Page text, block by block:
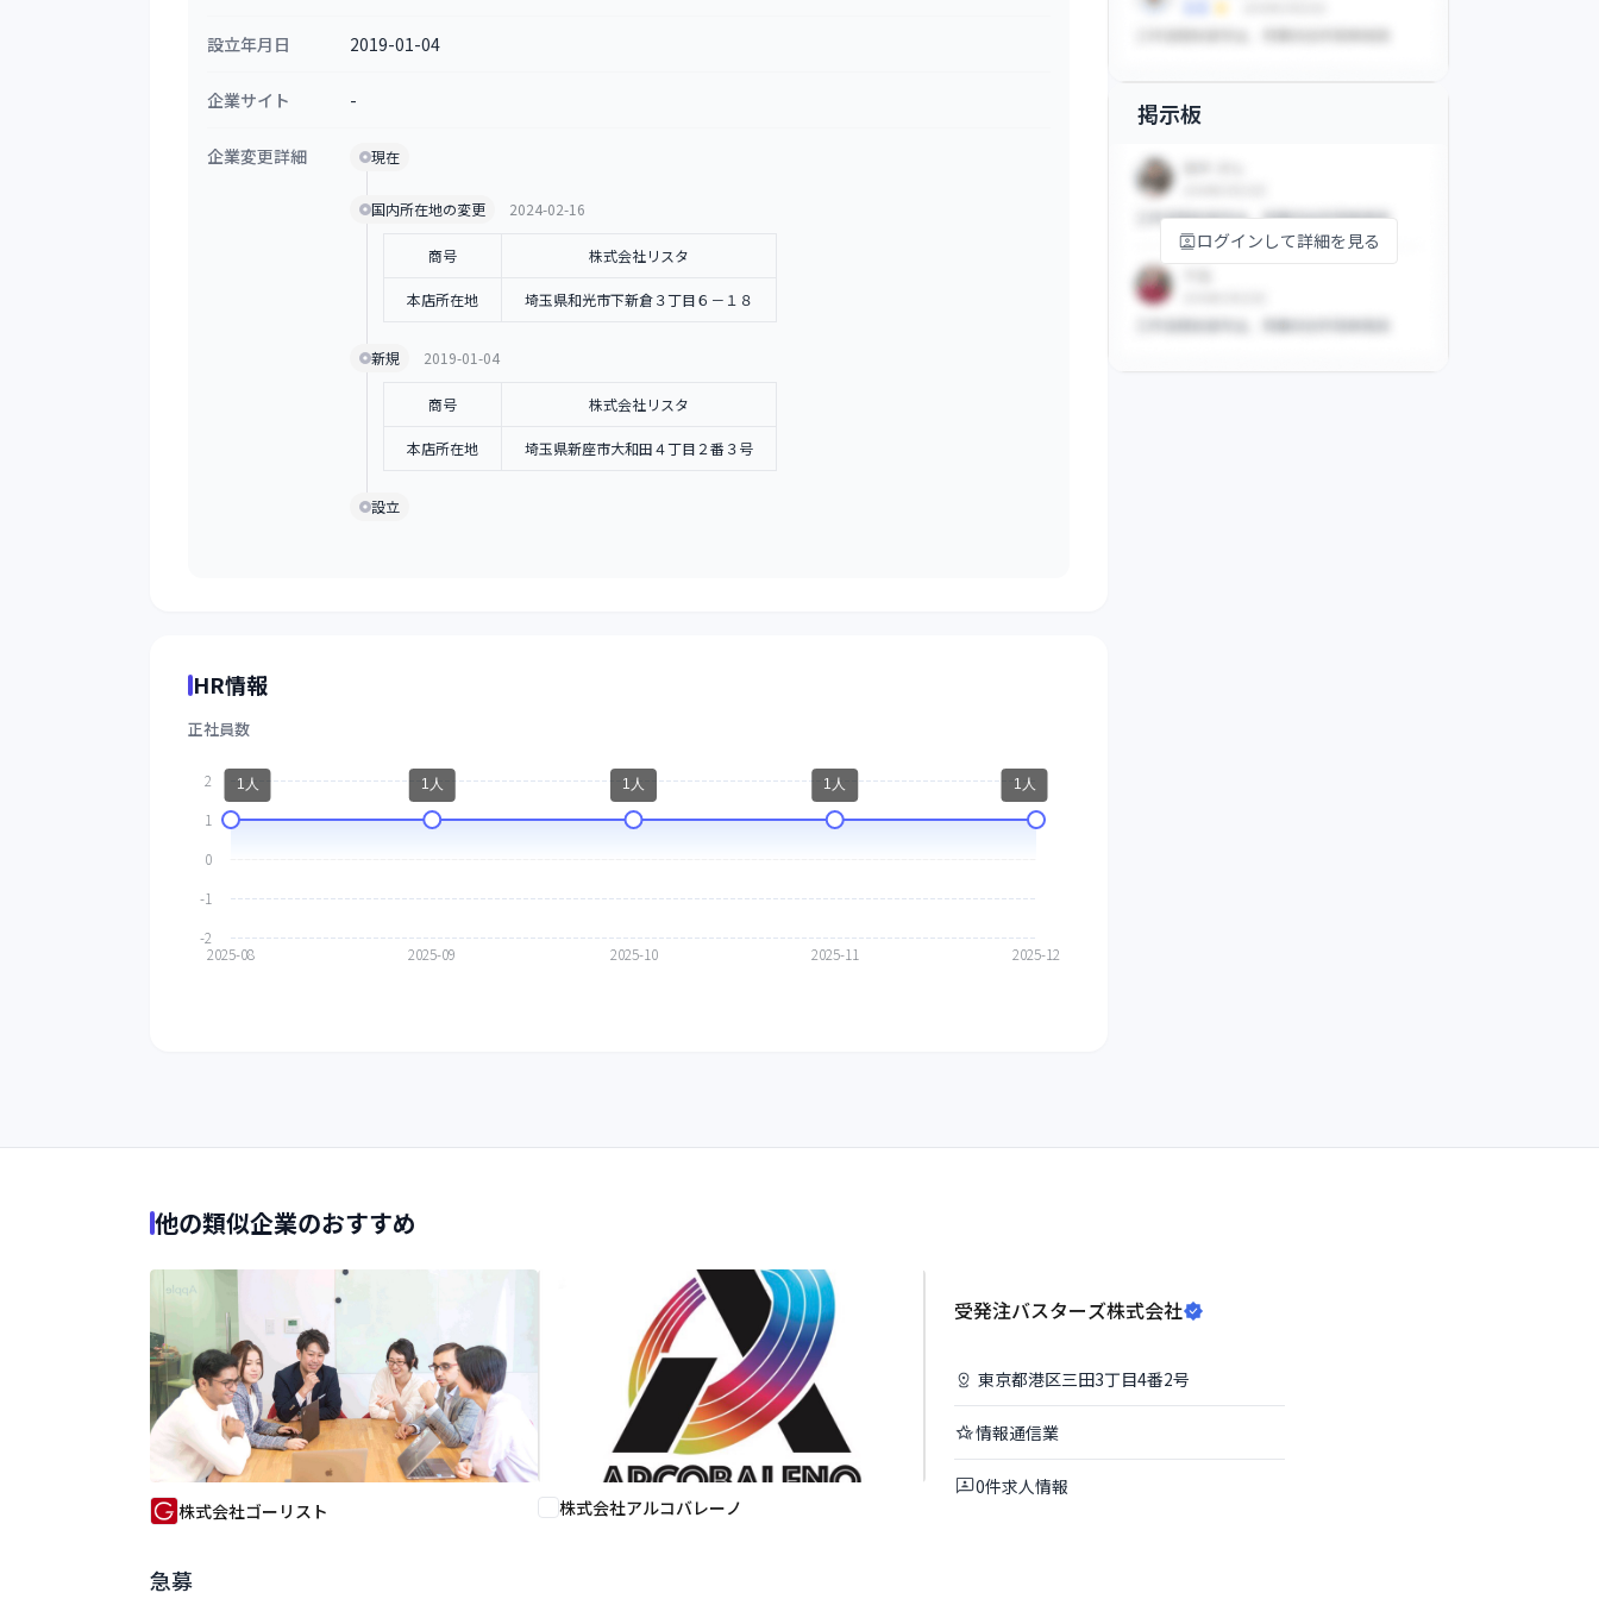
設立年月日 2019-01-04
企業サイト -
企業変更詳細 現在
国内所在地の変更 2024-02-16
商号 株式会社リスタ
本店所在地 埼玉県和光市下新倉３丁目６－１８
新規 2019-01-04
商号 株式会社リスタ
本店所在地 埼玉県新座市大和田４丁目２番３号
設立
HR情報
正社員数
掲示板
ログインして詳細を見る
他の類似企業のおすすめ
株式会社ゴーリスト 株式会社アルコバレーノ
受発注バスターズ株式会社
東京都港区三田3丁目4番2号
情報通信業
0件求人情報
急募